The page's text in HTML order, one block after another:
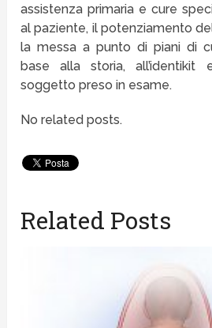
assistenza primaria e cure
al paziente, il potenziamento
la messa a punto di piani di
base alla storia,
soggetto preso in esame.
No related posts.
Related Posts